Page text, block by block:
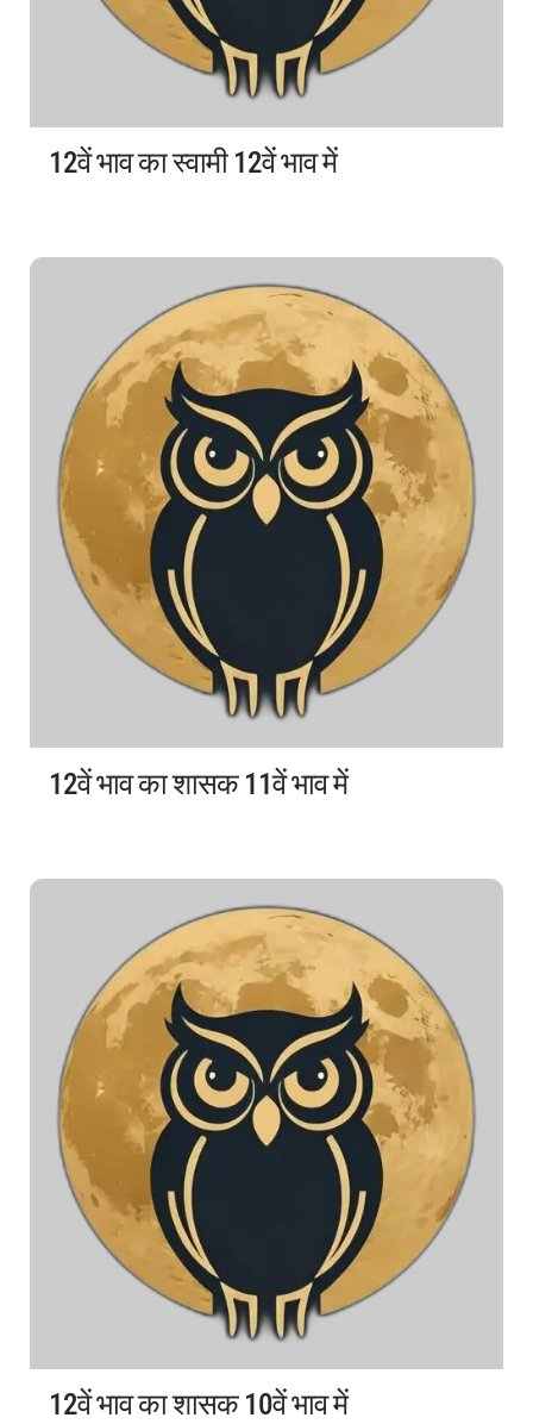
12वें भाव का स्वामी 12वें भाव में
12वें भाव का शासक 11वें भाव में
12वें भाव का शासक 10वें भाव में